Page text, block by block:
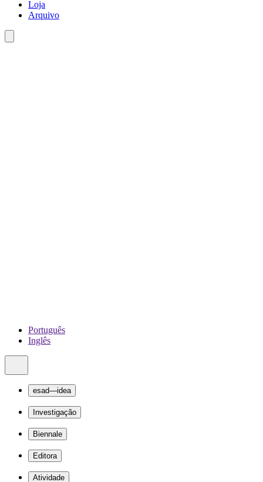
Loja
Arquivo
Português
Inglês
esad—idea
Investigação
Biennale
Editora
Atividade